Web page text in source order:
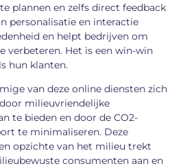
plannen en zelfs direct feedback
personalisatie en interactie
en helpt bedrijven om
verbeteren. Het is een win-win
hun klanten.
van deze online diensten zich
milieuvriendelijke
te bieden en door de CO2-
te minimaliseren. Deze
opzichte van het milieu trekt
consumenten aan en